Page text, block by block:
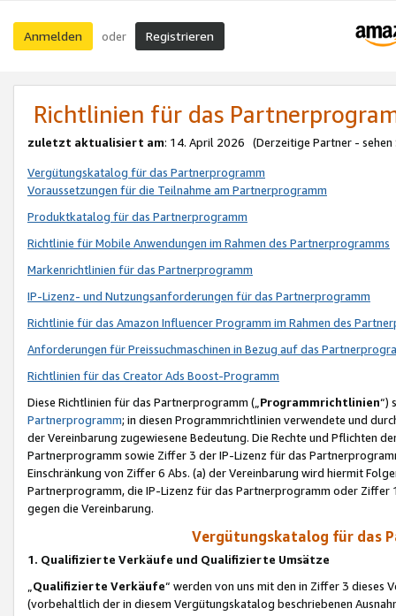
Anmelden oder Registrieren
Richtlinien für das
zuletzt aktualisiert am: 14. April 2026 (Derzeitige Partner - sehen
Vergütungskatalog für das Partnerprogramm
Voraussetzungen für die Teilnahme am Partnerprogramm
Produktkatalog für das Partnerprogramm
Richtlinie für Mobile Anwendungen im Rahmen des Partnerprogramms
Markenrichtlinien für das Partnerprogramm
IP-Lizenz- und Nutzungsanforderungen für das Partnerprogramm
Richtlinie für das Amazon Influencer Programm im Rahmen des
Anforderungen für Preissuchmaschinen in Bezug auf das
Richtlinien für das Creator Ads Boost-Programm
Diese Richtlinien für das Partnerprogramm („Programmrichtlinien“)
Partnerprogramm; in diesen Programmrichtlinien verwendete und
der Vereinbarung zugewiesene Bedeutung. Die Rechte und Pflichten
Partnerprogramm sowie Ziffer 3 der IP-Lizenz für das
Einschränkung von Ziffer 6 Abs. (a) der Vereinbarung wird hiermit
Partnerprogramm, die IP-Lizenz für das Partnerprogramm oder
gegen die Vereinbarung.
Vergütungskatalog für das
1. Qualifizierte Verkäufe und Qualifizierte Umsätze
Qualifizierte Verkäufe“ werden von uns mit den in Ziffer 3
(vorbehaltlich der in diesem Vergütungskatalog beschriebenen